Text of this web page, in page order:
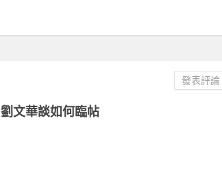
劉文華談如何臨帖
發表評論